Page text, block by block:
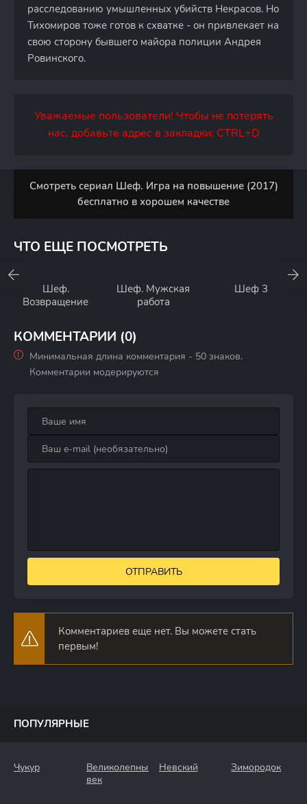
расследованию умышленных убийств Некрасов. Но
Тихомиров тоже готов к схватке - он привлекает на
свою сторону бывшего майора полиции Андрея
Ровинского.
Уважаемые пользователи! Чтобы не потерять
нас, добавьте адрес в закладки: CTRL+D
Смотреть сериал Шеф. Игра на повышение (2017)
бесплатно в хорошем качестве
ЧТО ЕЩЕ ПОСМОТРЕТЬ
Шеф.
Возвращение
Шеф. Мужская
работа
Шеф 3
КОММЕНТАРИИ (0)
Минимальная длина комментария - 50 знаков.
Комментарии модерируются
ОТПРАВИТЬ
Комментариев еще нет. Вы можете стать
первым!
ПОПУЛЯРНЫЕ
Чукур
Великолепный
век
Невский Зимородок